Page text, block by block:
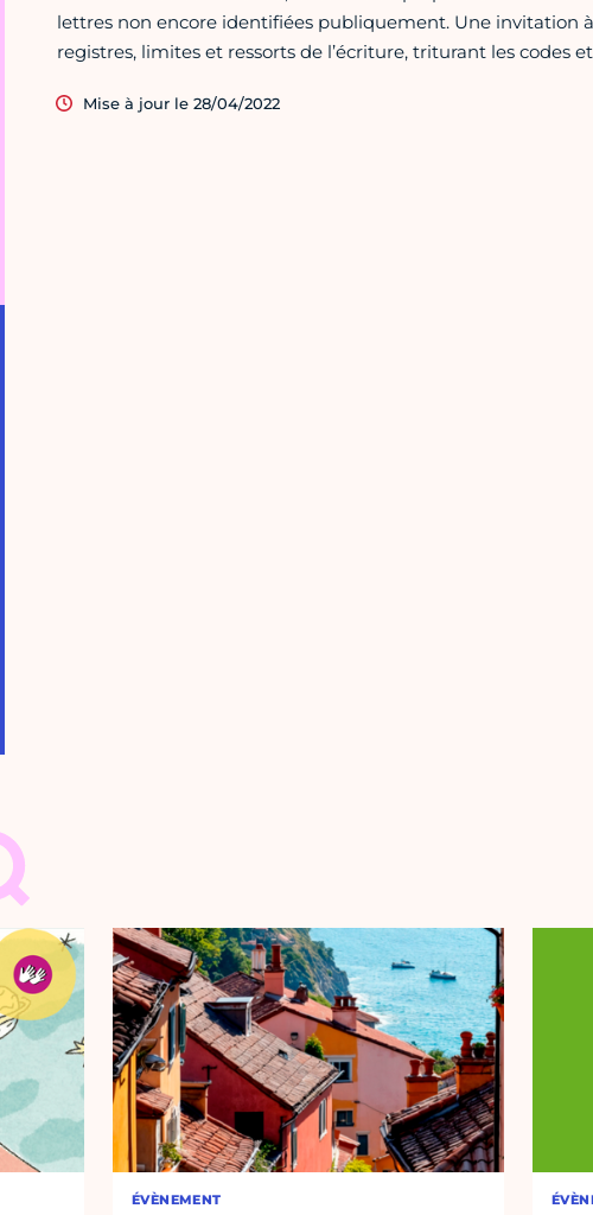
lettres non encore identifiées publiquement. Une invitation
registres, limites et ressorts de l’écriture, triturant les codes
Mise à jour le 28/04/2022
ÉVÈNEMENT